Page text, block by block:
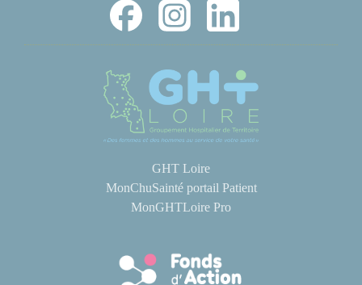
GHT Loire
MonChuSainté portail Patient
MonGHTLoire Pro